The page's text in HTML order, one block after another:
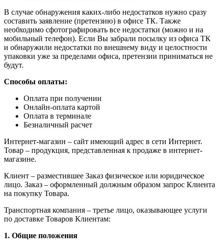
В случае обнаружения каких-либо недостатков нужно сразу
составить заявление (претензию) в офисе ТК. Также
необходимо сфотографировать все недостатки (можно и на
мобильный телефон). Если Вы забрали посылку из офиса ТК
и обнаружили недостатки по внешнему виду и целостности
упаковки уже за пределами офиса, претензии приниматься не
будут.
Способы оплаты:
Оплата при получении
Онлайн-оплата картой
Оплата в терминале
Безналичный расчет
Интернет-магазин – сайт имеющий адрес в сети Интернет.
Товар – продукция, представленная к продаже в интернет-
магазине.
Клиент – разместившее Заказ физическое или юридическое
лицо. Заказ – оформленный должным образом запрос Клиента
на покупку Товара.
Транспортная компания – третье лицо, оказывающее услуги
по доставке Товаров Клиентам:
1. Общие положения